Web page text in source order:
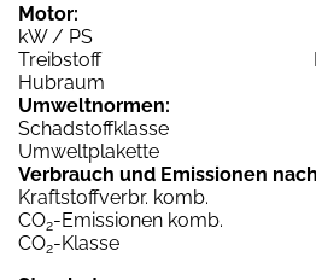
Motor:
kW / PS
Treibstoff
Hubraum
Umweltnormen:
Schadstoffklasse
Umweltplakette
Verbrauch und Emissionen
Kraftstoffverbr. komb.
CO2-Emissionen komb.
CO2-Klasse